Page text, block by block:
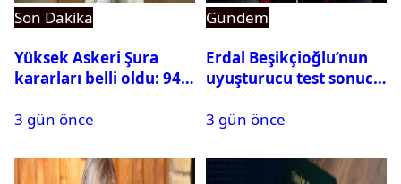
Son Dakika
Yüksek Askeri Şura
kararları belli oldu: 94
3 gün önce
Gündem
Erdal Beşikçioğlu’nun
uyuşturucu test sonucu
3 gün önce